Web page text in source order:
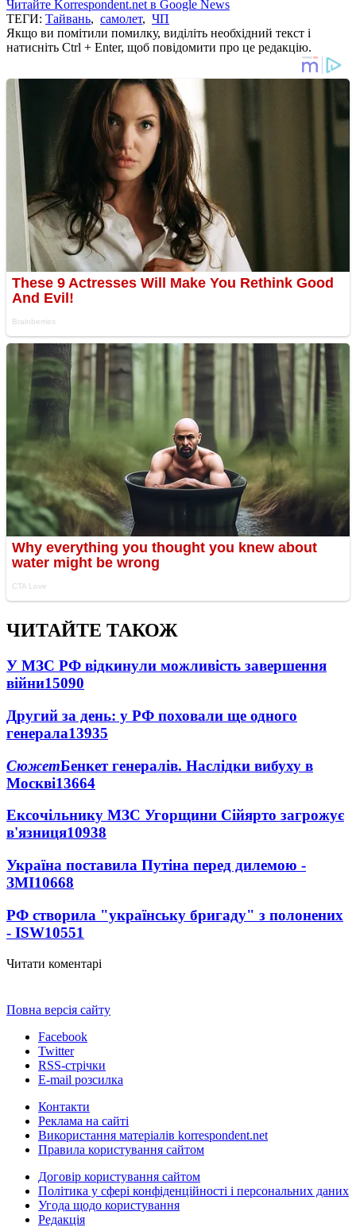
Читайте Korrespondent.net в Google News
ТЕГИ: Тайвань, самолет, ЧП
Якщо ви помітили помилку, виділіть необхідний текст і
натисніть Ctrl + Enter, щоб повідомити про це редакцію.
ЧИТАЙТЕ ТАКОЖ
У МЗС РФ відкинули можливість завершення
війни15090
Другий за день: у РФ поховали ще одного
генерала13935
СюжетБенкет генералів. Наслідки вибуху в
Москві13664
Ексочільнику МЗС Угорщини Сійярто загрожує
в'язниця10938
Україна поставила Путіна перед дилемою -
ЗМІ10668
РФ створила "українську бригаду" з полонених
- ISW10551
Читати коментарі
Повна версія сайту
Facebook
Twitter
RSS-стрічки
E-mail розсилка
Контакти
Реклама на сайті
Використання матеріалів korrespondent.net
Правила користування сайтом
Договір користування сайтом
Політика у сфері конфіденційності і персональних даних
Угода щодо користування
Редакція